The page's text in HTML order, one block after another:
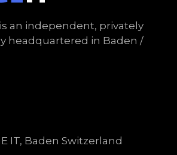
is an independent, privately
headquartered in Baden /
IT, Baden Switzerland